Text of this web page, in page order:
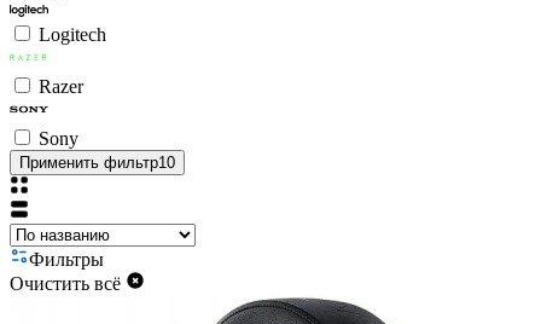
Logitech
Razer
Sony
Применить фильтр10
Фильтры
Очистить всё